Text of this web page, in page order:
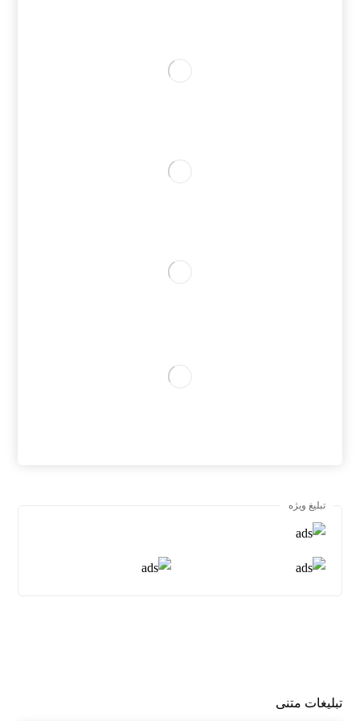
تبلیغ ویژه
تبلیغات متنی